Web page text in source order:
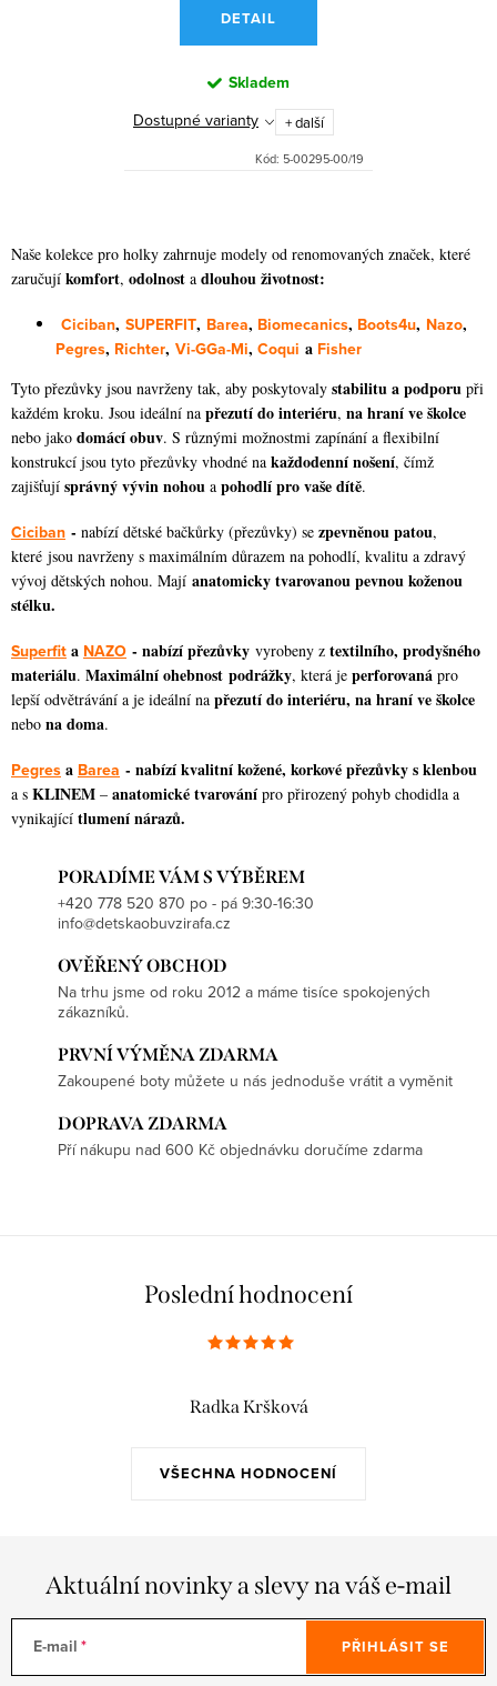
DETAIL
Skladem
Dostupné varianty + další
Kód: 5-00295-00/19
v
l
c
í
p
r
k
y
v
p
i
s
u
Naše kolekce pro holky zahrnuje modely od renomovaných značek, které
zaručují komfort, odolnost a dlouhou životnost:
Ciciban, SUPERFIT, Barea, Biomecanics, Boots4u, Nazo,
Pegres, Richter, Vi-GGa-Mi, Coqui a Fisher
Tyto přezůvky jsou navrženy tak, aby poskytovaly stabilitu a podporu při
každém kroku. Jsou ideální na přezutí do interiéru, na hraní ve školce
nebo jako domácí obuv. S různými možnostmi zapínání a flexibilní
konstrukcí jsou tyto přezůvky vhodné na každodenní nošení, čímž
zajišťují správný vývin nohou a pohodlí pro vaše dítě.
Ciciban - nabízí dětské bačkůrky (přezůvky) se zpevněnou patou,
které jsou navrženy s maximálním důrazem na pohodlí, kvalitu a zdravý
vývoj dětských nohou. Mají anatomicky tvarovanou pevnou koženou
stélku.
Superfita NAZO - nabízí přezůvky vyrobeny z textilního, prodyšného
materiálu. Maximální ohebnost podrážky, která je perforovaná pro
lepší odvětrávání a je ideální na přezutí do interiéru, na hraní ve školce
nebo na doma.
Pegresa Barea - nabízí kvalitní kožené, korkové přezůvky s klenbou
a s KLINEM – anatomické tvarování pro přirozený pohyb chodidla a
vynikající tlumení nárazů.
PORADÍME VÁM S VÝBĚREM
+420 778 520 870 po - pá 9:30-16:30
info@detskaobuvzirafa.cz
OVĚŘENÝ OBCHOD
Na trhu jsme od roku 2012 a máme tisíce spokojených
zákazníků.
PRVNÍ VÝMĚNA ZDARMA
Zakoupené boty můžete u nás jednoduše vrátit a vyměnit
DOPRAVA ZDARMA
Pří nákupu nad 600 Kč objednávku doručíme zdarma
Poslední hodnocení
VŠECHNA HODNOCENÍ
Radka Kršková
Aktuální novinky a slevy na váš e-mail
E-mail PŘIHLÁSIT SE